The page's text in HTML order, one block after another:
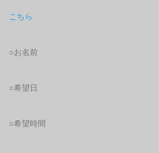
こちら
○お名前
○希望日
○希望時間